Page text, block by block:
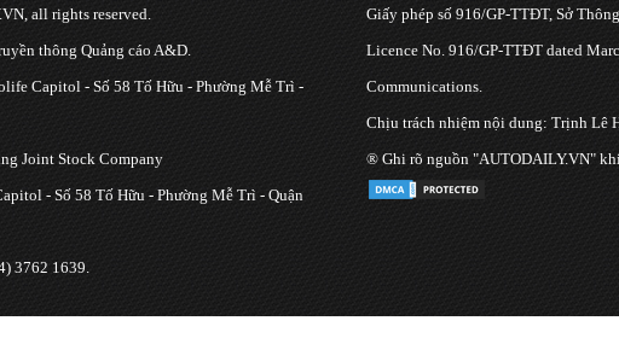
all rights reserved.
thông Quảng cáo A&D.
Capitol - Số 58 Tố Hữu - Phường Mễ Trì -
Joint Stock Company
- Số 58 Tố Hữu - Phường Mễ Trì - Quận
3762 1639.
Giấy phép số 916/GP-TTĐT, Sở
Licence No. 916/GP-TTĐT dated
Communications.
Chịu trách nhiệm nội dung: Trịnh Lê
® Ghi rõ nguồn "AUTODAILY.VN"